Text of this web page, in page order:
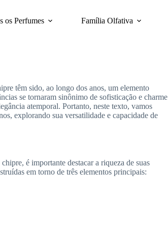
os Perfumes Família Olfativa
têm sido, ao longo dos anos, um elemento
se tornaram sinônimo de sofisticação e charme
atemporal. Portanto, neste texto, vamos
explorando sua versatilidade e capacidade de
é importante destacar a riqueza de suas
em torno de três elementos principais: